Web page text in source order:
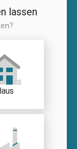
lassen